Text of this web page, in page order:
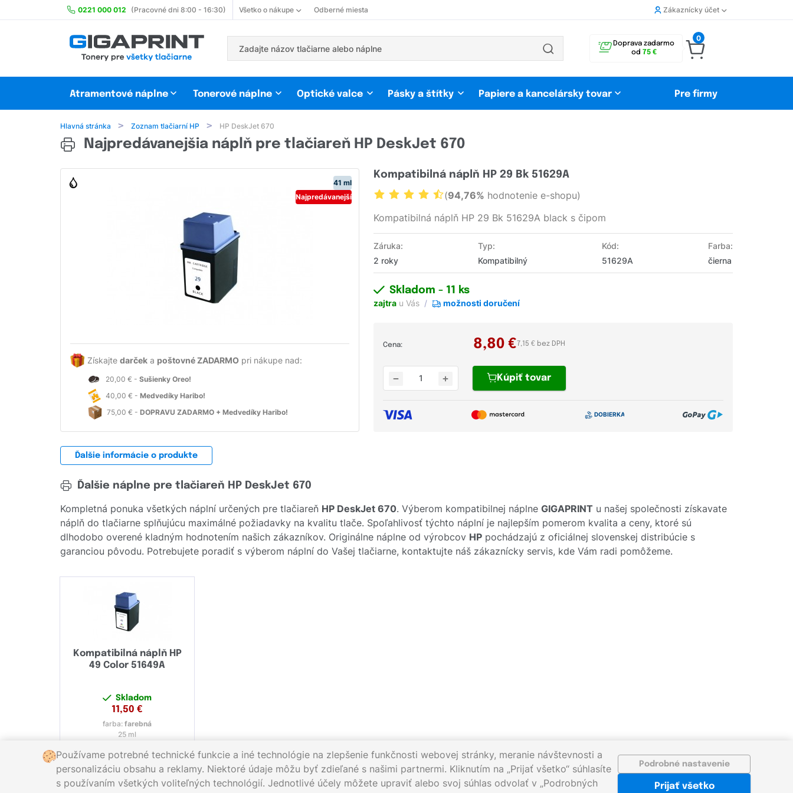
0221 000 012 (Pracovné dni 8:00 - 16:30) Všetko o nákupe Odberné miesta Zákaznícky účet
Doprava zadarmo
od 75 €
0
Atramentové náplne Tonerové náplne Optické valce Pásky a štítky Papiere a kancelársky tovar Pre firmy
Hlavná stránka Zoznam tlačiarní HP HP DeskJet 670
Najpredávanejšia náplň pre tlačiareň HP DeskJet 670
41 ml
Najpredávanejší
Získajte darček a poštovné ZADARMO pri nákupe nad:
20,00 € - Sušienky Oreo!
40,00 € - Medvedíky Haribo!
75,00 € - DOPRAVU ZADARMO + Medvedíky Haribo!
Kompatibilná náplň HP 29 Bk 51629A
(94,76% hodnotenie e-shopu)
Kompatibilná náplň HP 29 Bk 51629A black s čipom
Záruka:
2 roky
Typ:
Kompatibilný
Kód:
51629A
Farba:
čierna
Skladom- 11 ks
zajtra u Vás možnosti doručení
Cena: 8,80 €7,15 € bez DPH
Kúpiťtovar
Ďalšie informácie o produkte
Ďalšie náplne pre tlačiareň HP DeskJet 670
Kompletná ponuka všetkých náplní určených pre tlačiareň HP DeskJet 670. Výberom kompatibilnej náplne GIGAPRINT u našej společnosti získavate
náplň do tlačiarne splňujúcu maximálné požiadavky na kvalitu tlače. Spoľahlivosť týchto náplní je najlepším pomerom kvalita a ceny, ktoré sú
dlhodobo overené kladným hodnotením našich zákazníkov. Originálne náplne od výrobcov HP pochádzajú z oficiálnej slovenskej distribúcie s
garanciou pôvodu. Potrebujete poradiť s výberom náplní do Vašej tlačiarne, kontaktujte náš zákaznícky servis, kde Vám radi pomôžeme.
Kompatibilná náplň HP
49 Color 51649A
Skladom
11,50 €
farba:farebná
25 ml
Používame potrebné technické funkcie a iné technológie na zlepšenie funkčnosti webovej stránky, meranie návštevnosti a
personalizáciu obsahu a reklamy. Niektoré údaje môžu byť zdieľané s našimi partnermi. Kliknutím na „Prijať všetko“ súhlasíte
s používaním všetkých voliteľných technológií. Jednotlivé účely môžete upraviť alebo svoj súhlas odvolať v „Podrobných
Podrobné nastavenie
Prijať všetko